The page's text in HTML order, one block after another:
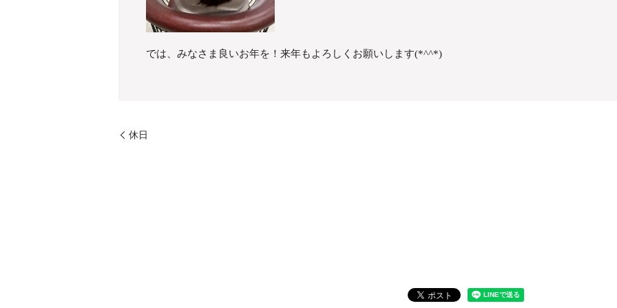
では、みなさま良いお年を！来年もよろしくお願いします(*^^*)
休日